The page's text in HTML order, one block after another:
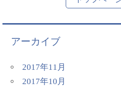
アーカイブ
2017年11月
2017年10月